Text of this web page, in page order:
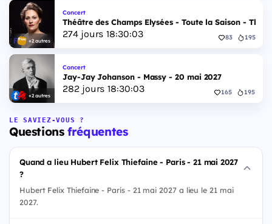
+2 autres
Concert
Théâtre des Champs Elysées - Toute la Saison -
274jours 18:30:02 83 195
+2 autres
Concert
Jay-Jay Johanson - Massy - 20 mai 2027
282jours 18:30:02 165 195
LE SAVIEZ-VOUS ?
Questionsfréquentes
Quand a lieu Hubert Felix Thiefaine - Paris - 21 mai 2027
?
Hubert Felix Thiefaine - Paris - 21 mai 2027 a lieu le 21 mai
2027.